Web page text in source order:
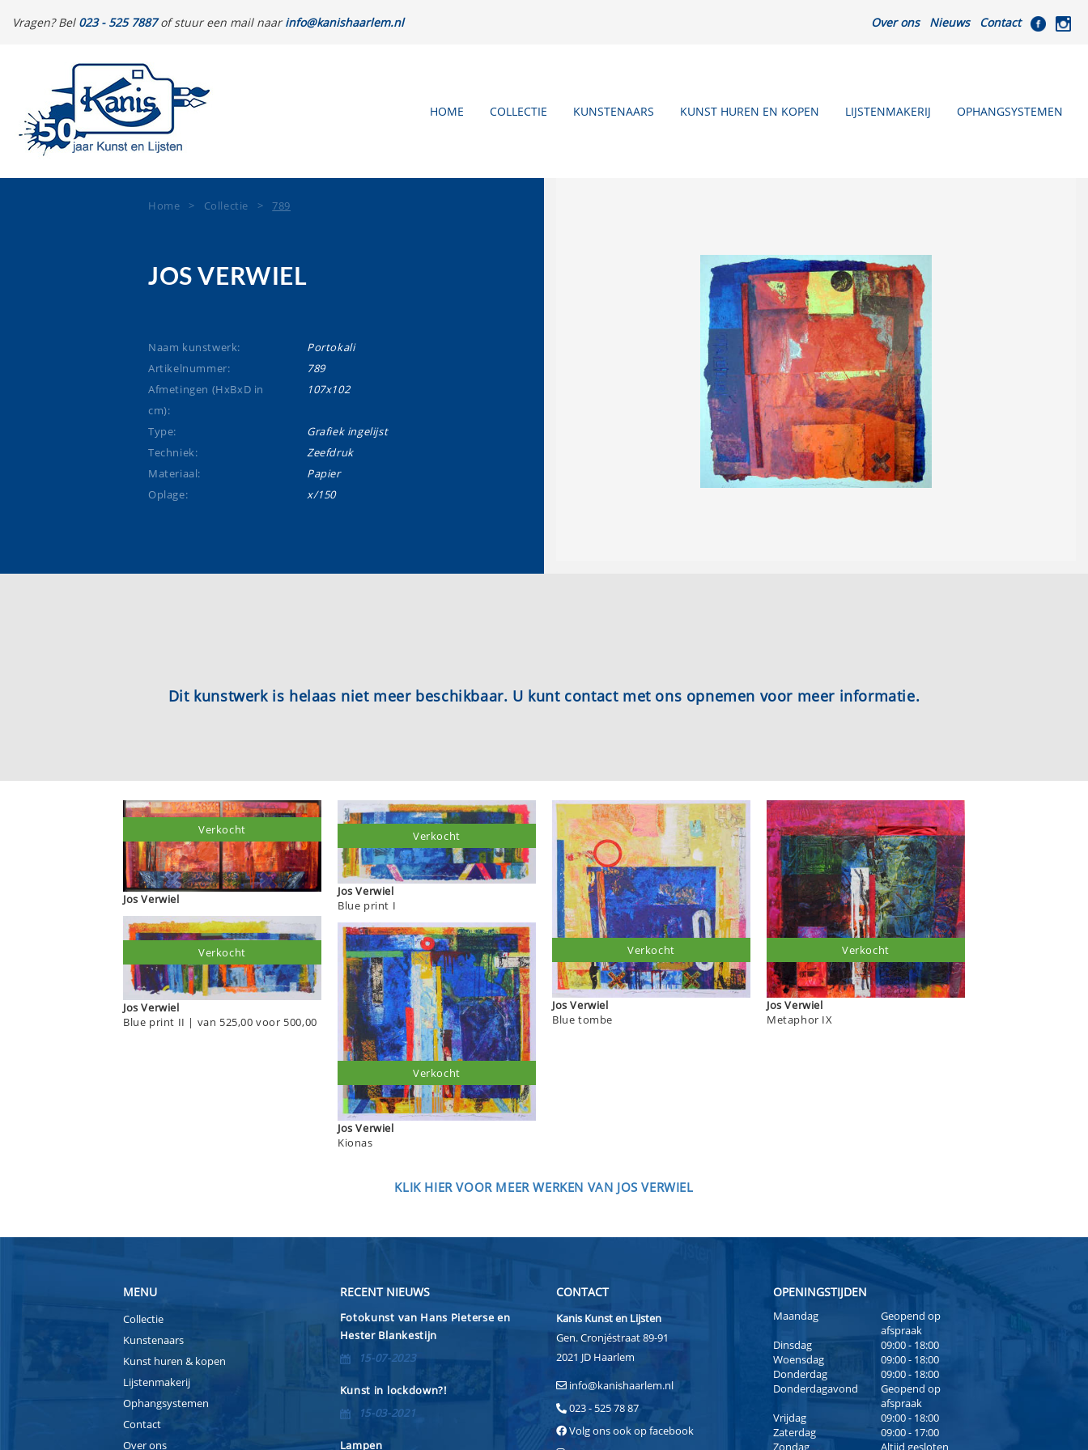
Vragen? Bel 023 - 525 7887of stuur een mail naarinfo@kanishaarlem.nl Over ons Nieuws Contact
HOME COLLECTIE KUNSTENAARS KUNST HUREN EN KOPEN LIJSTENMAKERIJ OPHANGSYSTEMEN
Home > Collectie >789
JOS VERWIEL
Naam kunstwerk:
Portokali
Artikelnummer:
789
Afmetingen (HxBxD in
cm):
107x102
Type:
Grafiek ingelijst
Techniek:
Zeefdruk
Materiaal:
Papier
Oplage:
x/150
Dit kunstwerk is helaas niet meer beschikbaar. U kunt contact met ons opnemen voor meer informatie.
Jos Verwiel
Verkocht
Jos Verwiel
Blue print II | van 525,00 voor 500,00
Verkocht
Jos Verwiel
Blue print I
Verkocht
Jos Verwiel
Kionas
Verkocht
Jos Verwiel
Blue tombe
Verkocht
Jos Verwiel
Metaphor IX
Verkocht
KLIK HIER VOOR MEER WERKEN VAN JOS VERWIEL
MENU
Collectie
Kunstenaars
Kunst huren & kopen
Lijstenmakerij
Ophangsystemen
Contact
Over ons
RECENT NIEUWS
Fotokunst van Hans Pieterse en
Hester Blankestijn
15-07-2023
Kunst in lockdown?!
15-03-2021
Lampen
CONTACT
Kanis Kunst en Lijsten
Gen. Cronjéstraat 89-91
2021 JD Haarlem
info@kanishaarlem.nl
023 - 525 78 87
Volg ons ook op facebook
OPENINGSTIJDEN
Maandag
Geopend op
afspraak
Dinsdag
09:00 - 18:00
Woensdag
09:00 - 18:00
Donderdag
09:00 - 18:00
Donderdagavond
Geopend op
afspraak
Vrijdag
09:00 - 18:00
Zaterdag
09:00 - 17:00
Zondag
Altijd gesloten